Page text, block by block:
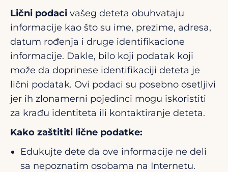
Lični podaci vašeg deteta obuhvataju
informacije kao što su ime, prezime, adresa,
datum rođenja i druge identifikacione
informacije. Dakle, bilo koji podatak koji
može da doprinese identifikaciji deteta je
lični podatak. Ovi podaci su posebno osetljivi
jer ih zlonamerni pojedinci mogu iskoristiti
za krađu identiteta ili kontaktiranje deteta.
Kako zaštititi lične podatke:
Edukujte dete da ove informacije ne deli
sa nepoznatim osobama na Internetu.